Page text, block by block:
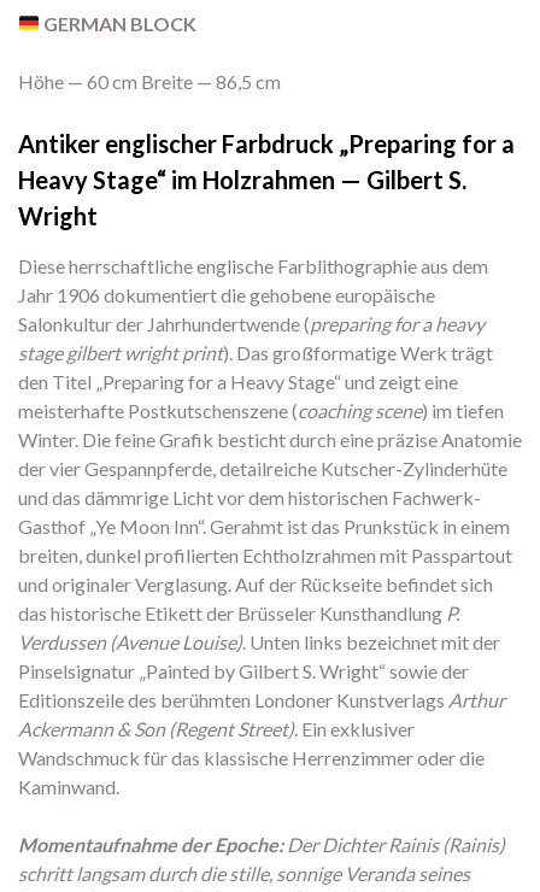
GERMAN BLOCK
Höhe — 60 cm Breite — 86,5 cm
Antiker englischer Farbdruck „Preparing for a
Heavy Stage“ im Holzrahmen — Gilbert S.
Wright
Diese herrschaftliche englische Farblithographie aus dem
Jahr 1906 dokumentiert die gehobene europäische
Salonkultur der Jahrhundertwende (preparing for a heavy
stage gilbert wright print). Das großformatige Werk trägt
den Titel „Preparing for a Heavy Stage“ und zeigt eine
meisterhafte Postkutschenszene (coaching scene) im tiefen
Winter. Die feine Grafik besticht durch eine präzise Anatomie
der vier Gespannpferde, detailreiche Kutscher-Zylinderhüte
und das dämmrige Licht vor dem historischen Fachwerk-
Gasthof „Ye Moon Inn“. Gerahmt ist das Prunkstück in einem
breiten, dunkel profilierten Echtholzrahmen mit Passpartout
und originaler Verglasung. Auf der Rückseite befindet sich
das historische Etikett der Brüsseler Kunsthandlung P.
Verdussen (Avenue Louise). Unten links bezeichnet mit der
Pinselsignatur „Painted by Gilbert S. Wright“ sowie der
Editionszeile des berühmten Londoner Kunstverlags Arthur
Ackermann & Son (Regent Street). Ein exklusiver
Wandschmuck für das klassische Herrenzimmer oder die
Kaminwand.
Momentaufnahme der Epoche: Der Dichter Rainis (Rainis)
schritt langsam durch die stille, sonnige Veranda seines